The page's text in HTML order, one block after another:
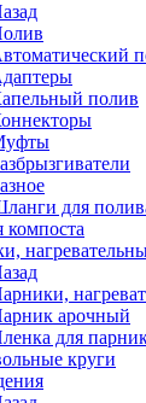
полив
для
компоста
арочный
для
круги